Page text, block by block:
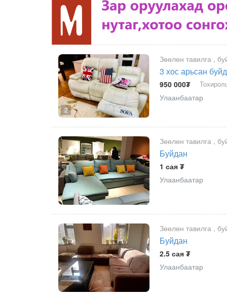
2
Зөөлөн тавилга ,
3 хос арьсан
950 000₮
Улаанбаатар
Зөөлөн тавилга ,
Буйдан
1 сая ₮
Улаанбаатар
Зөөлөн тавилга ,
Буйдан
2.5 сая ₮
Улаанбаатар